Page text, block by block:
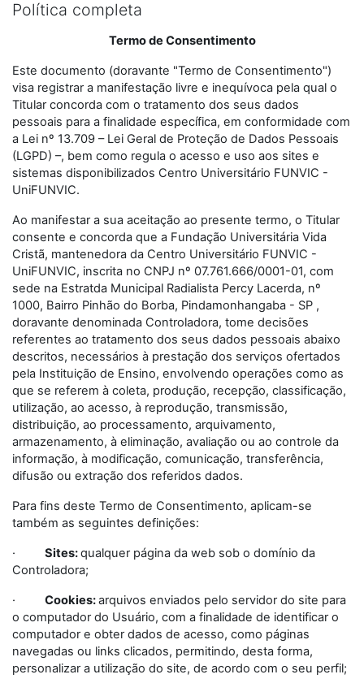
Política completa
Termo de Consentimento
Este documento (doravante "Termo de Consentimento")
visa registrar a manifestação livre e inequívoca pela qual o
Titular concorda com o tratamento dos seus dados
pessoais para a finalidade específica, em conformidade com
a Lei nº 13.709 – Lei Geral de Proteção de Dados Pessoais
(LGPD) –, bem como regula o acesso e uso aos sites e
sistemas disponibilizados Centro Universitário FUNVIC -
UniFUNVIC.
Ao manifestar a sua aceitação ao presente termo, o Titular
consente e concorda que a Fundação Universitária Vida
Cristã, mantenedora da Centro Universitário FUNVIC -
UniFUNVIC, inscrita no CNPJ nº 07.761.666/0001-01, com
sede na Estratda Municipal Radialista Percy Lacerda, nº
1000, Bairro Pinhão do Borba, Pindamonhangaba - SP ,
doravante denominada Controladora, tome decisões
referentes ao tratamento dos seus dados pessoais abaixo
descritos, necessários à prestação dos serviços ofertados
pela Instituição de Ensino, envolvendo operações como as
que se referem à coleta, produção, recepção, classificação,
utilização, ao acesso, à reprodução, transmissão,
distribuição, ao processamento, arquivamento,
armazenamento, à eliminação, avaliação ou ao controle da
informação, à modificação, comunicação, transferência,
difusão ou extração dos referidos dados.
Para fins deste Termo de Consentimento, aplicam-se
também as seguintes definições:
· Sites:qualquer página da web sob o domínio da
Controladora;
· Cookies:arquivos enviados pelo servidor do site para
o computador do Usuário, com a finalidade de identificar o
computador e obter dados de acesso, como páginas
navegadas ou links clicados, permitindo, desta forma,
personalizar a utilização do site, de acordo com o seu perfil;